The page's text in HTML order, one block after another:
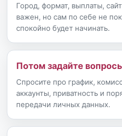
Город, формат, выплаты,
важен, но сам по себе не
спокойно будет начинать.
Потом задайте
Спросите про график,
аккаунты, приватность и
передачи личных данных.